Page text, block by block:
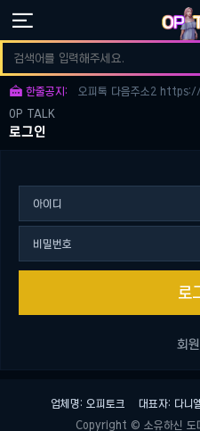

 한줄공지:
오피토크 다음주소3
오피토크 다음주소1
오피톡 다음주소2
OP TALK
로그인
로
회
업체명: 오피토크 대표자: 다니
Copyright © 소유하신